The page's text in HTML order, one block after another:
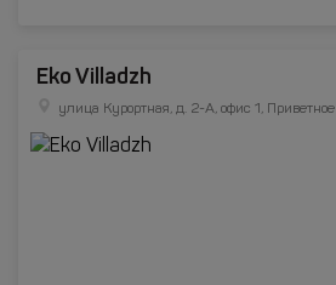
Eko Villadzh
улица Курортная, д. 2-А, офис 1, Приветное